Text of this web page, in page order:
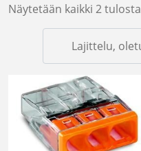
Näytetään kaikki 2 tulosta